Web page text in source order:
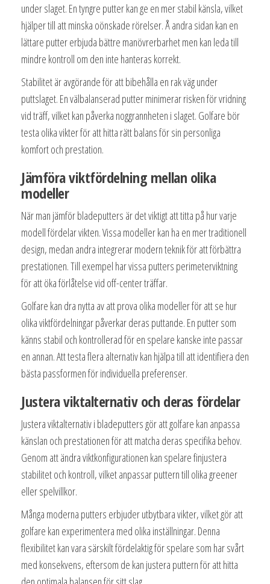
under slaget. En tyngre putter kan ge en mer stabil känsla, vilket
hjälper till att minska oönskade rörelser. Å andra sidan kan en
lättare putter erbjuda bättre manövrerbarhet men kan leda till
mindre kontroll om den inte hanteras korrekt.
Stabilitet är avgörande för att bibehålla en rak väg under
puttslaget. En välbalanserad putter minimerar risken för vridning
vid träff, vilket kan påverka noggrannheten i slaget. Golfare bör
testa olika vikter för att hitta rätt balans för sin personliga
komfort och prestation.
Jämföra viktfördelning mellan olika
modeller
När man jämför bladeputters är det viktigt att titta på hur varje
modell fördelar vikten. Vissa modeller kan ha en mer traditionell
design, medan andra integrerar modern teknik för att förbättra
prestationen. Till exempel har vissa putters perimeterviktning
för att öka förlåtelse vid off-center träffar.
Golfare kan dra nytta av att prova olika modeller för att se hur
olika viktfördelningar påverkar deras puttande. En putter som
känns stabil och kontrollerad för en spelare kanske inte passar
en annan. Att testa flera alternativ kan hjälpa till att identifiera den
bästa passformen för individuella preferenser.
Justera viktalternativ och deras fördelar
Justera viktalternativ i bladeputters gör att golfare kan anpassa
känslan och prestationen för att matcha deras specifika behov.
Genom att ändra viktkonfigurationen kan spelare finjustera
stabilitet och kontroll, vilket anpassar puttern till olika greener
eller spelvillkor.
Många moderna putters erbjuder utbytbara vikter, vilket gör att
golfare kan experimentera med olika inställningar. Denna
flexibilitet kan vara särskilt fördelaktig för spelare som har svårt
med konsekvens, eftersom de kan justera puttern för att hitta